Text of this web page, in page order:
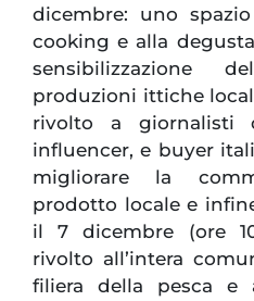
dicembre: uno
cooking e alla
sensibilizzazione
produzioni ittiche
rivolto a giornalisti
influencer, e buyer
migliorare la
prodotto locale e
il 7 dicembre (ore
rivolto all’intera
filiera della pesca e